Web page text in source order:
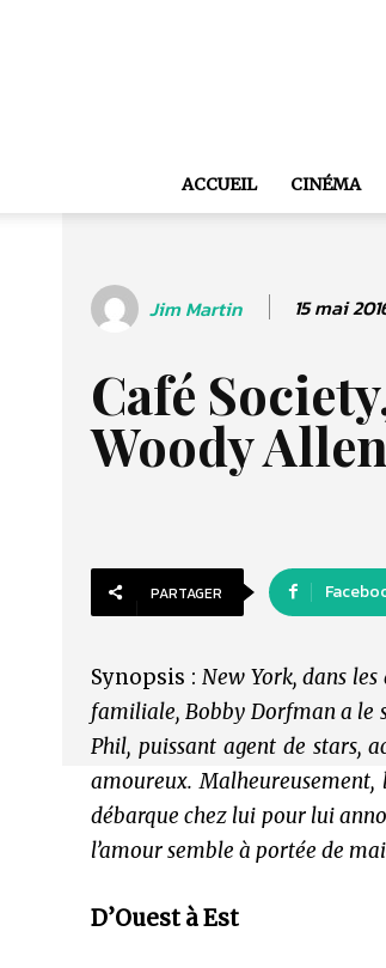
ACCUEIL CINÉMA
Jim Martin 15 mai
Café
Woody
PARTAGER
Synopsis : New York, dans
familiale, Bobby Dorfman a le
Phil, puissant agent de stars,
amoureux.
débarque chez lui pour lui
l’amour semble à portée de
D’Ouest à Est